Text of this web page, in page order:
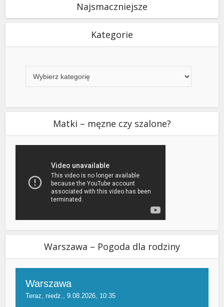
Najsmaczniejsze
Kategorie
Matki – męzne czy szalone?
Warszawa – Pogoda dla rodziny